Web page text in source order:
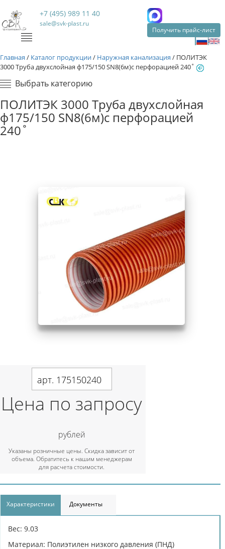
+7 (495) 989 11 40
sale@svk-plast.ru
Получить прайс-лист
Главная / Каталог продукции/ Наружная канализация / ПОЛИТЭК
3000 Труба двухслойная ф175/150 SN8(6м)с перфорацией 240˚
Выбрать категорию
ПОЛИТЭК 3000 Труба двухслойная
ф175/150 SN8(6м)с перфорацией
240˚
арт. 175150240
Цена по запросу
рублей
Указаны розничные цены. Скидка зависит от
объема. Обратитесь к нашим менеджерам
для расчета стоимости.
Характеристики Документы
Вес: 9.03
Материал: Полиэтилен низкого давления (ПНД)